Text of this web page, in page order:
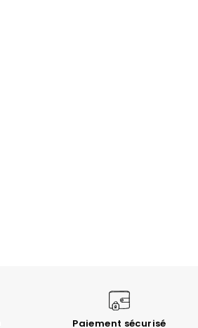
Paiement sécurisé